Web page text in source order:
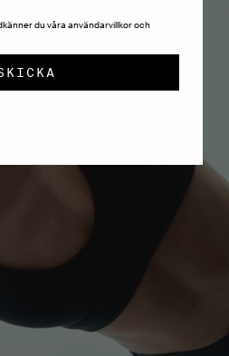
du våra användarvillkor och